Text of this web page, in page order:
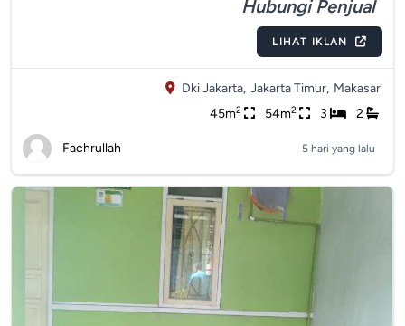
Hubungi Penjual
LIHAT IKLAN
Dki Jakarta, Jakarta Timur, Makasar
45m2 54m2 3 2
Fachrullah 5 hari yang lalu